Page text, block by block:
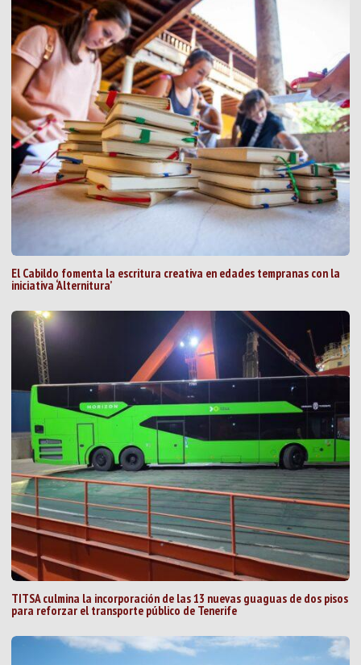
El Cabildo fomenta la escritura creativa en edades tempranas con la
iniciativa ‘Alternitura’
TITSA culmina la incorporación de las 13 nuevas guaguas de dos pisos
para reforzar el transporte público de Tenerife